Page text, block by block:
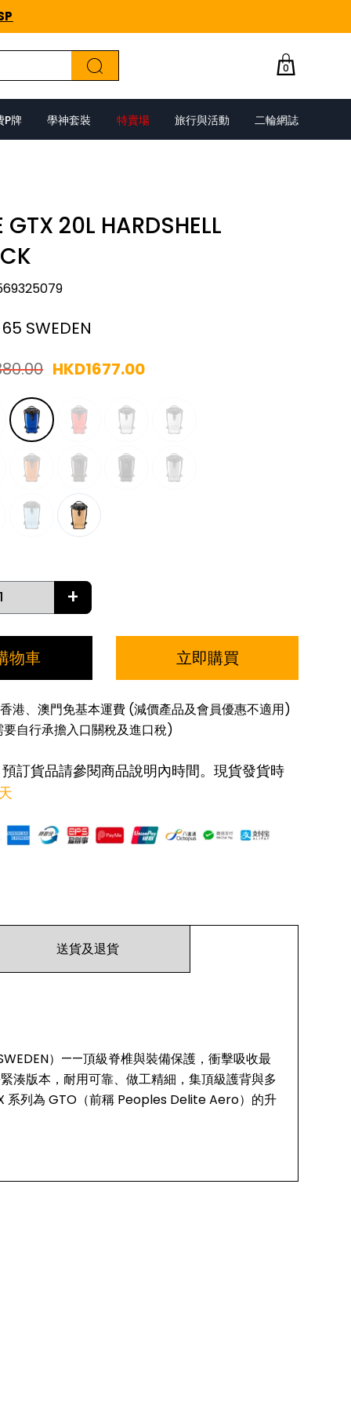
0
P牌 學神套裝 特賣場 旅行與活動 二輪網誌
GTX 20L HARDSHELL
SWEDEN
HKD1677.00
+
物車 立即購買
香港、澳門免基本運費 (減價產品及會員優惠不適用)
自行承擔入口關稅及進口稅)
訂貨品請參閱商品說明內時間。現貨發貨時
送貨及退貨
）——頂級脊椎與裝備保護，衝擊吸收最
湊版本，耐用可靠、做工精細，集頂級護背與多
系列為 GTO（前稱 Peoples Delite Aero）的升